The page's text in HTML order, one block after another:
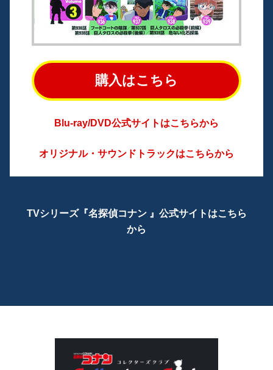
購入はこちら
Blu-ray/DVD公式サイトはこちらから
オリジナル・サウンドトラックはこちらから
TVシリーズ『名探偵コナン 』公式サイトはこちら
から